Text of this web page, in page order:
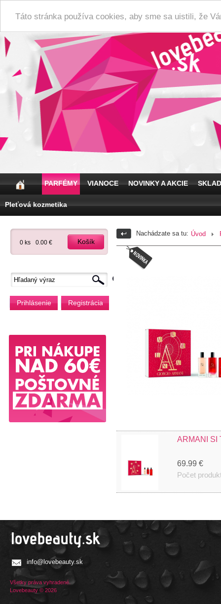
Táto stránka používa cookies, aby sme sa uistili, že
PARFÉMY VIANOCE NOVINKY A AKCIE
Pleťová kozmetika
0 ks 0.00 € Košík
Prihlásenie Registrácia
Nachádzate sa tu: Úvod
ARMANI SI
69.99 €
Počet
info@lovebeauty.sk
Všetky práva vyhradené.
Lovebeauty © 2026